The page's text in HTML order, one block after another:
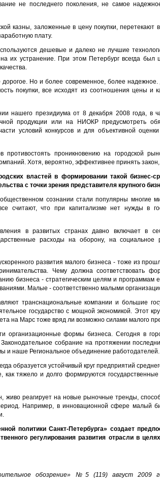
не последнего поколения, не самое
казны, заложенные в цену покупки,
плату.
дешевые и далеко не лучшие
их устранение. При этом Петербург всегда
Но и более современное, более
покупки, все исходят из соотношения цены и
нашего президиума от 8 декабря 2008 года, в
продукции или на НИОКР предусмотреть
условий конкурсов и для объективной
проникновению на городской
Хотя, вероятно, эффективнее принять
властей в формировании такой бизнес-
с точки зрения представителя крупного
сознании стали популярны многие
считают, что при капитализме нет нужды в
в развитых странах давно включает в
расходы на оборону, на
развития малого бизнеса - тоже из
Чему должна соответствовать
бизнеса - стратегическим целям и
Малые - соответственно малыми
транснациональные компании и большие
государство с мощной экономикой. Этот
на Марс тоже вряд ли возможно силами малого
организационные формы бизнеса. Сегодня в
собрание на протяжении
и наше Региональное объединение работодателей.
образуется устойчивый круг предприятий
тяжело и долго формируются государственные
живо реагирует на новые рыночные тренды,
Например, в инновационной сфере малый
политики Санкт-Петербурга» создает
регулирования развития отрасли в
обозрение» №5 (119) август 2009